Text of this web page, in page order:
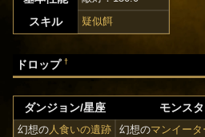
スキル 疑似餌
ドロップ†
ダンジョン/星座 モンス
幻想の 人食いの遺跡 幻想のマンイー